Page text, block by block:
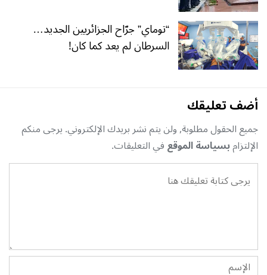
“توماي” جرّاح الجزائريين الجديد…
السرطان لم يعد كما كان!
أضف تعليقك
جميع الحقول مطلوبة, ولن يتم نشر بريدك الإلكتروني. يرجى منكم
الإلتزامبسياسة الموقعفي التعليقات.